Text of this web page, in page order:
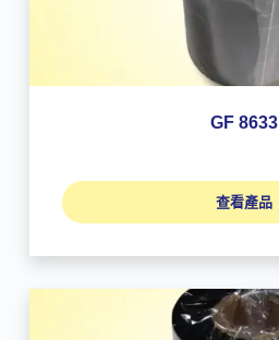
GF 8633
查看產品